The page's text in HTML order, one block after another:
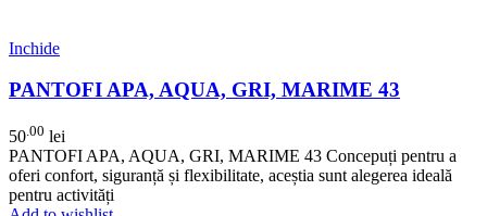
Inchide
PANTOFI APA, AQUA, GRI, MARIME 43
50 .00 lei
PANTOFI APA, AQUA, GRI, MARIME 43 Concepuți pentru a
oferi confort, siguranță și flexibilitate, aceștia sunt alegerea ideală
pentru activități